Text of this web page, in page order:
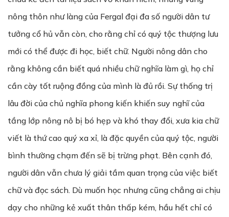
nông thôn như làng của Fergal đại đa số người dân tư
tưởng cổ hủ vẫn còn, cho rằng chỉ có quý tộc thượng lưu
mới có thể được đi học, biết chữ. Người nông dân cho
rằng không cần biết quá nhiều chữ nghĩa làm gì, họ chỉ
cần cày tốt ruộng đồng của mình là đủ rồi. Sự thống trị
lâu đời của chủ nghĩa phong kiến khiến suy nghĩ của
tầng lớp nông nô bị bó hẹp và khó thay đổi, xưa kia chữ
viết là thứ cao quý xa xỉ, là đặc quyền của quý tộc, người
bình thường chạm đến sẽ bị trừng phạt. Bên cạnh đó,
người dân vẫn chưa lý giải tầm quan trọng của việc biết
chữ và đọc sách. Dù muốn học nhưng cũng chẳng ai chịu
dạy cho những kẻ xuất thân thấp kém, hầu hết chỉ có